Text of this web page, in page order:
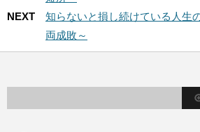
NEXT
知らないと損し続けている人生
両成敗～